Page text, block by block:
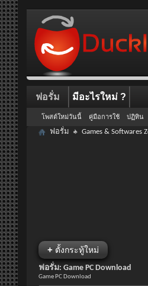
ฟอรั่ม
โพสต์ใหม่วันนี้ คู่มือการใช้ ปฏิทิน
มีอะไรใหม่ ?
ฟอรั่ม Games & Softwares
+ ตั้งกระทู้ใหม่
ฟอรั่ม: Game PC Download
Game PC Download